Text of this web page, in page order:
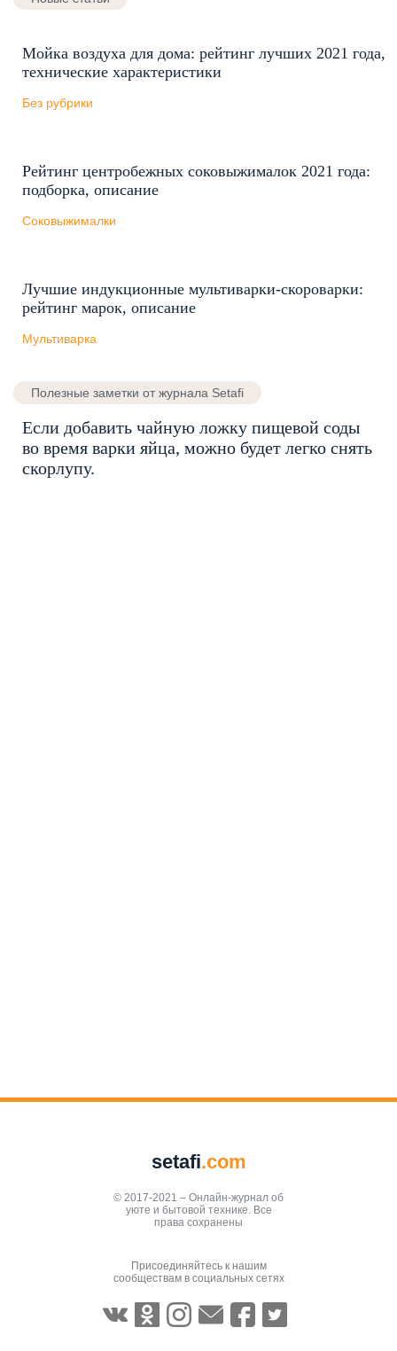
Мойка воздуха для дома: рейтинг лучших 2021 года,
технические характеристики
Без рубрики
Рейтинг центробежных соковыжималок 2021 года:
подборка, описание
Соковыжималки
Лучшие индукционные мультиварки-скороварки:
рейтинг марок, описание
Мультиварка
Полезные заметки от журнала Setafi
setafi.com
© 2017-2021 – Онлайн-журнал об
уюте и бытовой технике. Все
права сохранены
Присоединяйтесь к нашим
сообществам в социальных сетях